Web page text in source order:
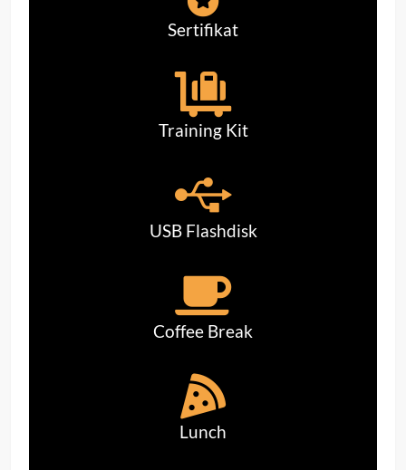
Sertifikat
Training Kit
USB Flashdisk
Coffee Break
Lunch